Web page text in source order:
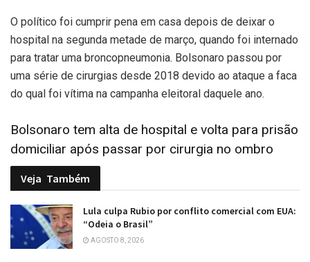
O político foi cumprir pena em casa depois de deixar o
hospital na segunda metade de março, quando foi internado
para tratar uma broncopneumonia. Bolsonaro passou por
uma série de cirurgias desde 2018 devido ao ataque a faca
do qual foi vítima na campanha eleitoral daquele ano.
Bolsonaro tem alta de hospital e volta para prisão
domiciliar após passar por cirurgia no ombro
Veja Também
Lula culpa Rubio por conflito comercial com EUA:
“Odeia o Brasil”
AGOSTO 8, 2026